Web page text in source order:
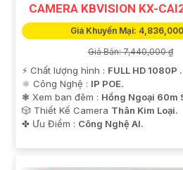
CAMERA KBVISION KX-
Giá Khuyến Mại:
Giá Bán: 7,440,000 ₫
️⚡ Chất lượng hình : FULL HD 1080P .
⚛️ Công Nghệ : IP POE.
❃ Xem ban đêm : Hồng Ngoại 60m
🎲 Thiết Kế Camera Thân Kim Loại.
️✤ Ưu Điểm : Công Nghệ AI.